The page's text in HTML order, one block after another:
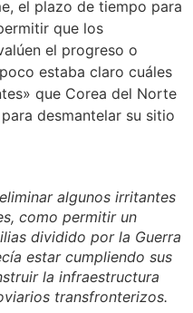
el plazo de tiempo para
que los
el progreso o
estaba claro cuáles
que Corea del Norte
desmantelar su sitio
algunos irritantes
como permitir un
dividido por la Guerra
estar cumpliendo sus
la infraestructura
transfronterizos.